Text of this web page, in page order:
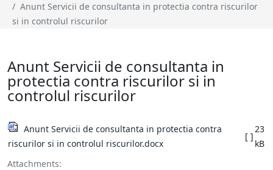
Anunt Servicii de consultanta in protectia contra riscurilor
si in controlul riscurilor
Anunt Servicii de consultanta in
protectia contra riscurilor si in
controlul riscurilor
Attachments:
Anunt Servicii de consultanta in protectia contra
riscurilor si in controlul riscurilor.docx
[ ]
23
kB